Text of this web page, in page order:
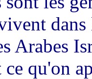
Arabes
qu'on